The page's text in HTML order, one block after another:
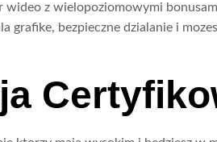
z wielopoziomowymi
bezpieczne dzialanie i